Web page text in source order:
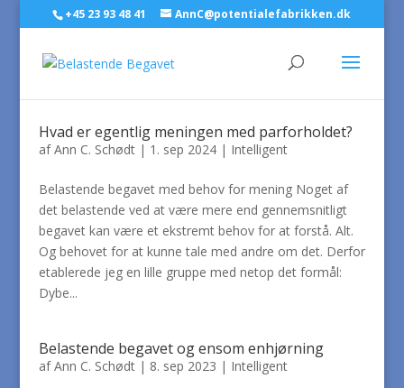
+45 23 93 48 41 AnnC@potentialefabrikken.dk
Hvad er egentlig meningen med parforholdet?
afAnn C. Schødt| 1. sep 2024| Intelligent
Belastende begavet med behov for mening Noget af
det belastende ved at være mere end gennemsnitligt
begavet kan være et ekstremt behov for at forstå. Alt.
Og behovet for at kunne tale med andre om det. Derfor
etablerede jeg en lille gruppe med netop det formål:
Dybe...
Belastende begavet og ensom enhjørning
afAnn C. Schødt| 8. sep 2023 | Intelligent